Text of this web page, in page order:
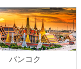
バンコク